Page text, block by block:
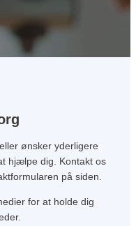
ønsker yderligere
hjælpe dig. Kontakt os
på siden.
for at holde dig